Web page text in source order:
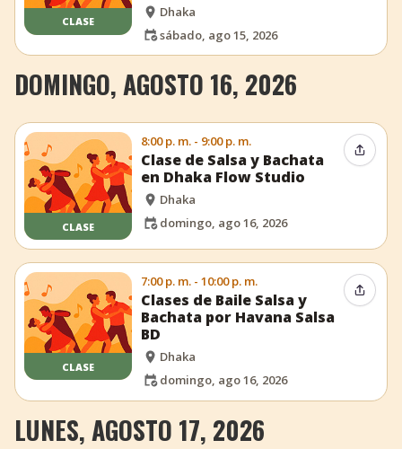
CLASE
Dhaka
sábado, ago 15, 2026
DOMINGO, AGOSTO 16, 2026
CLASE
8:00 p. m. - 9:00 p. m.
Clase de Salsa y Bachata
en Dhaka Flow Studio
Dhaka
domingo, ago 16, 2026
CLASE
7:00 p. m. - 10:00 p. m.
Clases de Baile Salsa y
Bachata por Havana Salsa
BD
Dhaka
domingo, ago 16, 2026
LUNES, AGOSTO 17, 2026